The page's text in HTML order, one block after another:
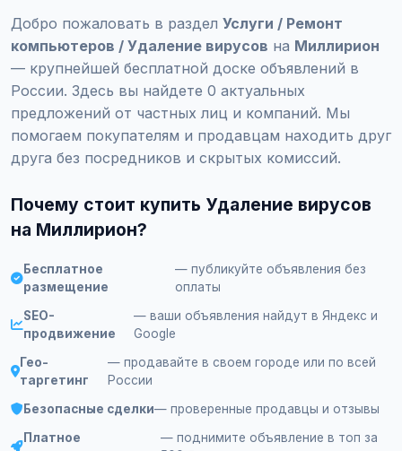
Добро пожаловать в раздел Услуги / Ремонт
компьютеров / Удаление вирусов на Миллирион
— крупнейшей бесплатной доске объявлений в
России. Здесь вы найдете 0 актуальных
предложений от частных лиц и компаний. Мы
помогаем покупателям и продавцам находить друг
друга без посредников и скрытых комиссий.
Почему стоит купить Удаление вирусов
на Миллирион?
Бесплатное
размещение
— публикуйте объявления без
оплаты
SEO-
продвижение
— ваши объявления найдут в Яндекс и
Google
Гео-
таргетинг
— продавайте в своем городе или по всей
России
Безопасные сделки— проверенные продавцы и отзывы
Платное
— поднимите объявление в топ за